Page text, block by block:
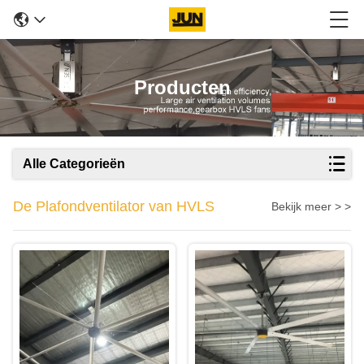
Producten
Alle Categorieën
De Plafondventilator van HVLS Bekijk meer > >